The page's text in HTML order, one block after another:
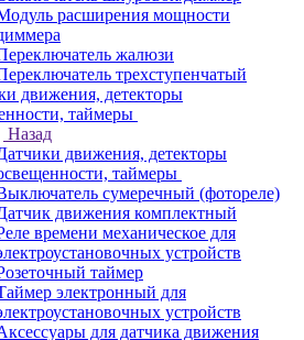
расширения мощности
жалюзи
трехступенчатый
движения, детекторы
таймеры
Назад
движения, детекторы
таймеры
сумеречный (фотореле)
движения комплектный
времени механическое для
устройств
таймер
электронный для
устройств
для датчика движения